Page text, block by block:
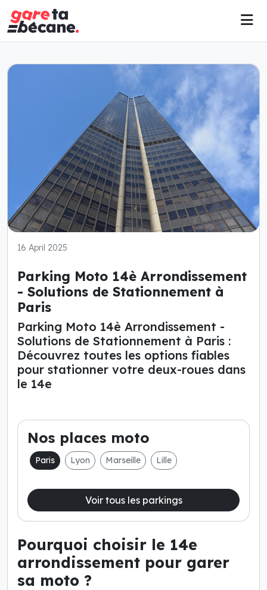
16 April 2025
Parking Moto 14è Arrondissement
- Solutions de Stationnement à
Paris
Parking Moto 14è Arrondissement -
Solutions de Stationnement à Paris :
Découvrez toutes les options fiables
pour stationner votre deux-roues dans
le 14e
Nos places moto
Paris Lyon Marseille Lille
Voir tous les parkings
Pourquoi choisir le 14e
arrondissement pour garer
sa moto ?